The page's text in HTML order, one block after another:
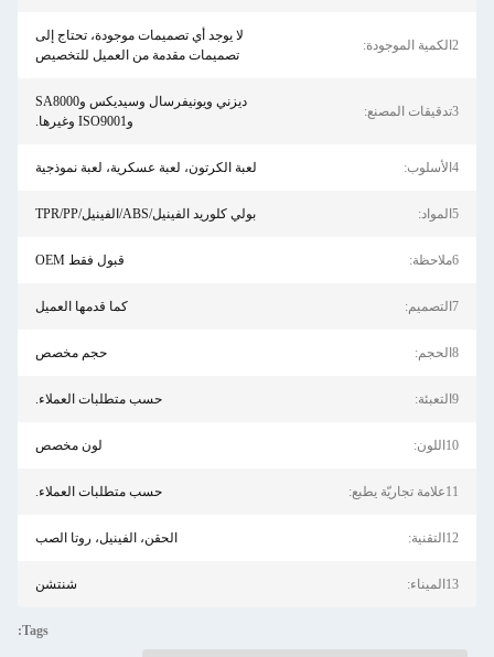
لا يوجد أي تصميمات موجودة، تحتاج إلى
تصميمات مقدمة من العميل للتخصيص
ديزني ويونيفرسال وسيديكس وSA8000
لعبة الكرتون، لعبة عسكرية، لعبة نموذجية
بولي كلوريد الفينيل/ABS/الفينيل/TPR/PP
كما قدمها العميل
حسب متطلبات العملاء.
حسب متطلبات العملاء.
الحقن، الفينيل، روتا الصب